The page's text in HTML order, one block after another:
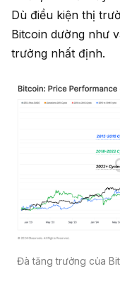
Dù điều kiện thị
Bitcoin dường như
trưởng nhất định.
Đà tăng trưởng của